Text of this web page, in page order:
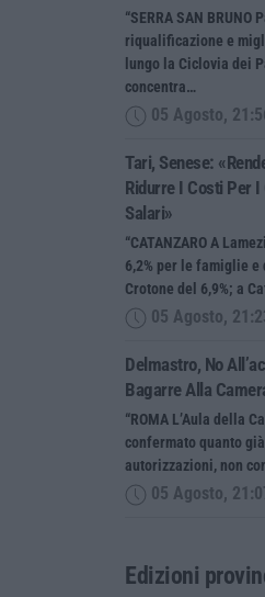
“SERRA SAN
riqualificazione e
lungo la Ciclovia dei
concentra…
05 Agosto,
Tari, Senese:
Ridurre I Costi Per
Salari»
“CATANZARO A
6,2% per le famiglie e
Crotone del 6,9%; a
05 Agosto,
Delmastro, No
Bagarre Alla
“ROMA L’Aula della
confermato quanto
autorizzazioni, non
05 Agosto,
Edizioni